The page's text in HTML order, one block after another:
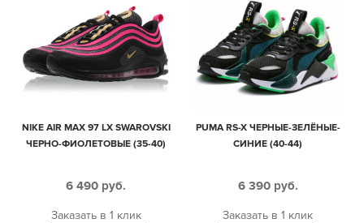
NIKE AIR MAX 97 LX SWAROVSKI
ЧЕРНО-ФИОЛЕТОВЫЕ (35-40)
6 490 руб.
Заказать в 1 клик
PUMA RS-X ЧЕРНЫЕ-ЗЕЛЁНЫЕ-
СИНИЕ (40-44)
6 390 руб.
Заказать в 1 клик